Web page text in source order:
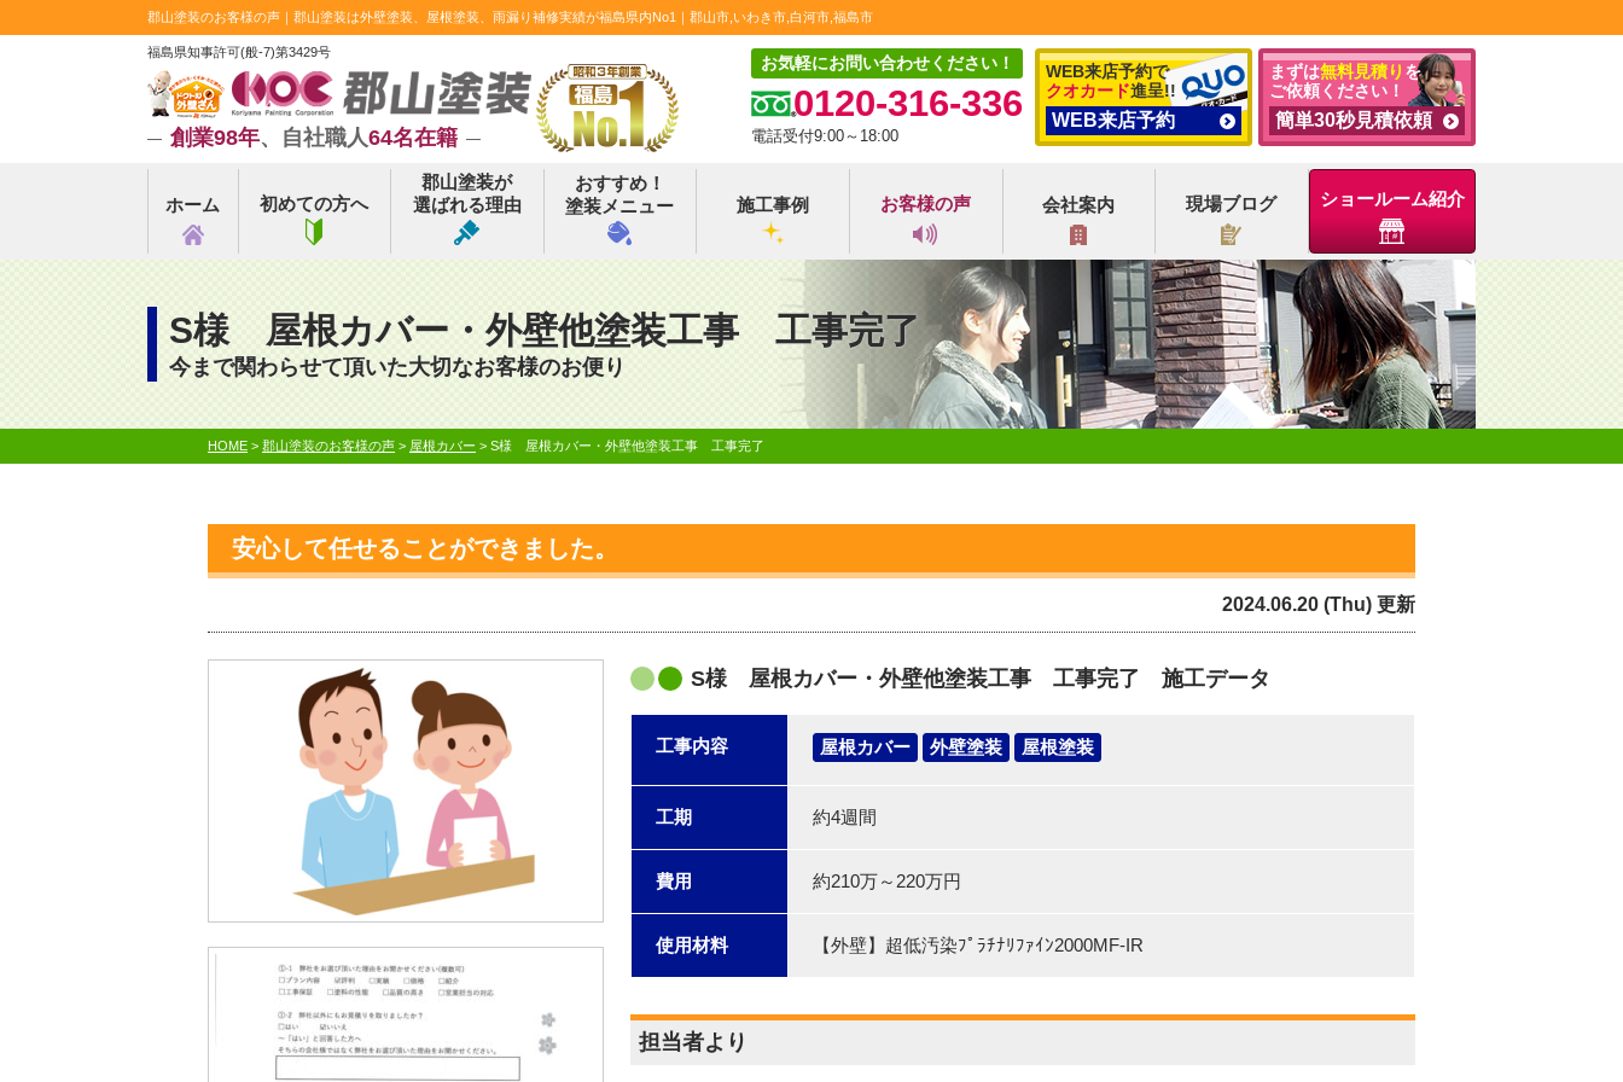
郡山塗装のお客様の声｜郡山塗装は外壁塗装、屋根塗装、雨漏り補修実績が福島県内No1｜郡山市,いわき市,白河市,福島市
福島県知事許可(般-7)第3429号
創業98年、自社職人64名在籍
お気軽にお問い合わせください！
0120-316-336
電話受付9:00～18:00
WEB来店予約で
クオカード進呈!!
WEB来店予約
まずは無料見積り を
ご依頼ください！
簡単30秒見積依頼
ホーム 初めての方へ
郡山塗装が
選ばれる理由
おすすめ！
塗装メニュー
施工事例 お客様の声 会社案内 現場ブログ ショールーム紹介
S様 屋根カバー・外壁他塗装工事 工事完了
今まで関わらせて頂いた大切なお客様のお便り
HOME > 郡山塗装のお客様の声 > 屋根カバー > S様 屋根カバー・外壁他塗装工事 工事完了
安心して任せることができました。
2024.06.20 (Thu) 更新
S様 屋根カバー・外壁他塗装工事 工事完了 施工データ
工事内容 屋根カバー 外壁塗装 屋根塗装
工期 約4週間
費用 約210万～220万円
使用材料 【外壁】超低汚染ﾌﾟﾗﾁﾅﾘﾌｧｲﾝ2000MF-IR
担当者より